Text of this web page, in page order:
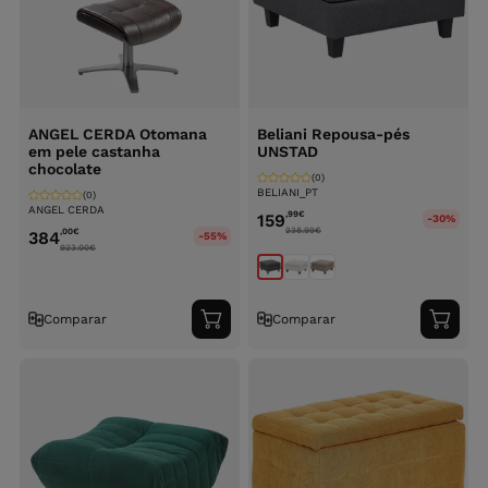
ANGEL CERDA Otomana
em pele castanha
chocolate
ANGEL CERDA
(0)
384,00€
923.00€
-55%
Comparar
Adicionar
ao
Beliani Repousa-pés
UNSTAD
BELIANI_PT
(0)
159,99€
238.99€
-30%
Comparar
ao